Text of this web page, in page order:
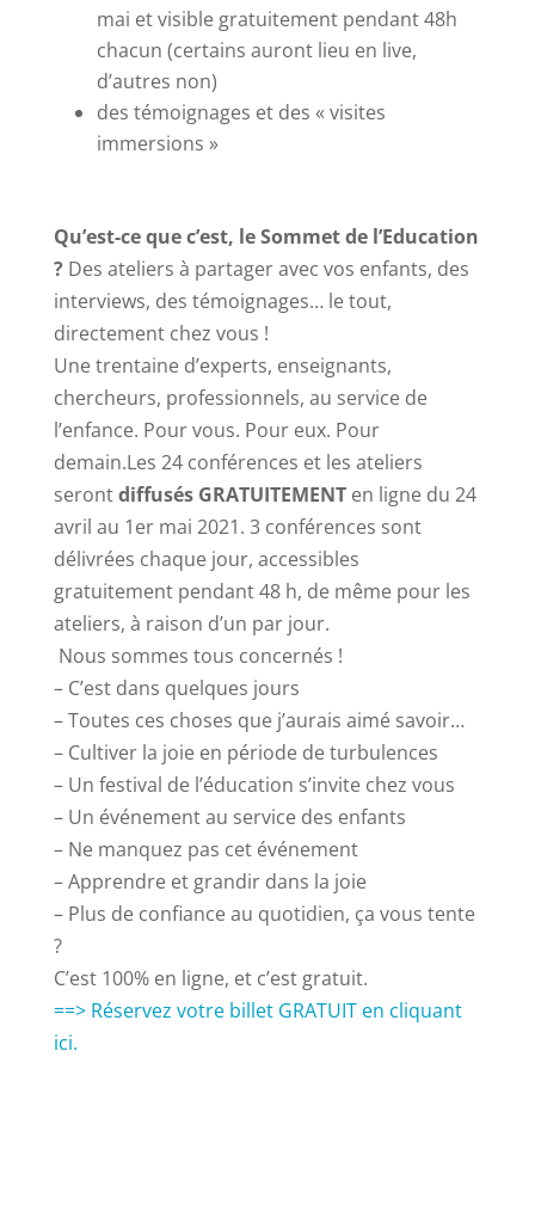
mai et visible gratuitement pendant 48h
chacun (certains auront lieu en live,
d’autres non)
des témoignages et des « visites
immersions »
Qu’est-ce que c’est, le Sommet de l’Education
? Des ateliers à partager avec vos enfants, des
interviews, des témoignages… le tout,
directement chez vous !
Une trentaine d’experts, enseignants,
chercheurs, professionnels, au service de
l’enfance. Pour vous. Pour eux. Pour
demain.Les 24 conférences et les ateliers
serontdiffusés GRATUITEMENTen ligne du 24
avril au 1er mai 2021. 3 conférences sont
délivrées chaque jour, accessibles
gratuitement pendant 48 h, de même pour les
ateliers, à raison d’un par jour.
Nous sommes tous concernés !
– C’est dans quelques jours
– Toutes ces choses que j’aurais aimé savoir…
– Cultiver la joie en période de turbulences
– Un festival de l’éducation s’invite chez vous
– Un événement au service des enfants
– Ne manquez pas cet événement
– Apprendre et grandir dans la joie
– Plus de confiance au quotidien, ça vous tente
?
C’est 100% en ligne, et c’est gratuit.
==> Réservez votre billet GRATUIT en cliquant
ici.